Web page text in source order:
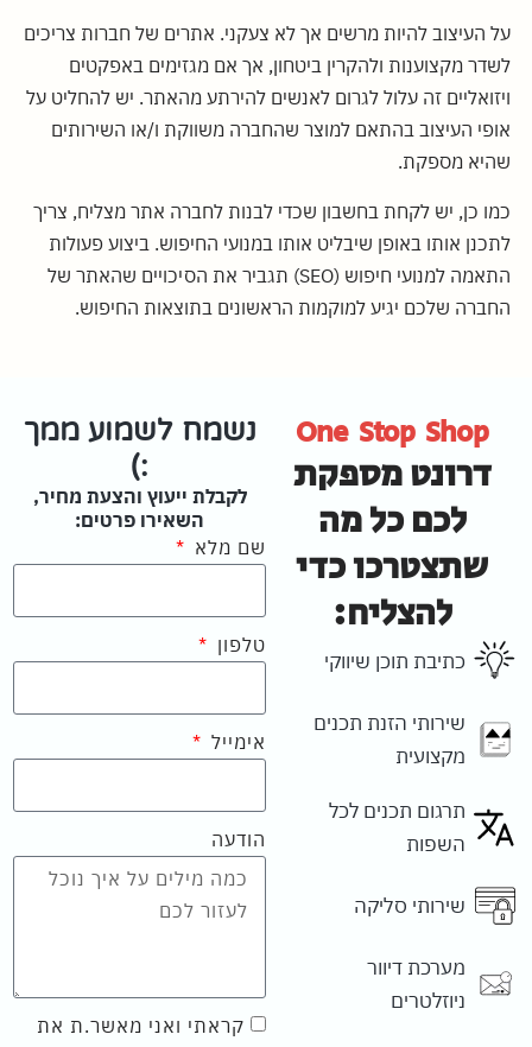
על העיצוב להיות מרשים אך לא צעקני. אתרים של חברות צריכים
לשדר מקצוענות ולהקרין ביטחון, אך אם מגזימים באפקטים
ויזואליים זה עלול לגרום לאנשים להירתע מהאתר. יש להחליט על
אופי העיצוב בהתאם למוצר שהחברה משווקת ו/או השירותים
שהיא מספקת.
כמו כן, יש לקחת בחשבון שכדי לבנות לחברה אתר מצליח, צריך
לתכנן אותו באופן שיבליט אותו במנועי החיפוש. ביצוע פעולות
התאמה למנועי חיפוש (SEO) תגביר את הסיכויים שהאתר של
החברה שלכם יגיע למוקמות הראשונים בתוצאות החיפוש.
One Stop Shop
דרונט מספקת
לכם כל מה
שתצטרכו כדי
להצליח:
כתיבת תוכן שיווקי
שירותי הזנת תכנים
מקצועית
תרגום תכנים לכל
השפות
שירותי סליקה
מערכת דיוור
ניוזלטרים
נשמח לשמוע ממך
:)
לקבלת ייעוץ והצעת מחיר,
השאירו פרטים:
שם מלא
טלפון
אימייל
הודעה
קראתי ואני מאשר.ת את